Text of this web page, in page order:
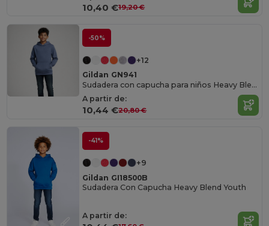
10,40 €19,20 €
-50%
+12
Gildan GN941
Sudadera con capucha para niños Heavy Blend
A partir de:
10,44 €20,80 €
-41%
+9
Gildan GI18500B
Sudadera Con Capucha Heavy Blend Youth
A partir de: